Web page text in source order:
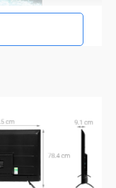
Full HD nhờ độ